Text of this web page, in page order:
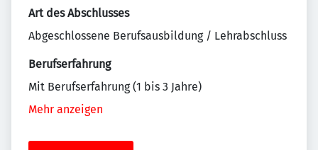
Art des Abschlusses
Abgeschlossene Berufsausbildung / Lehrabschluss
Berufserfahrung
Mit Berufserfahrung (1 bis 3 Jahre)
Mehr anzeigen